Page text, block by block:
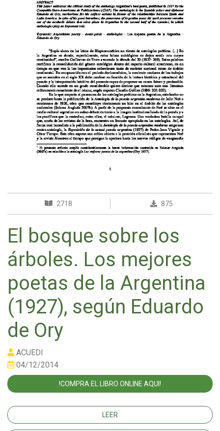
2718 875
El bosque sobre los
árboles. Los mejores
poetas de la Argentina
(1927), según Eduardo
de Ory
ACUEDI
04/12/2014
!COMPRA EL LIBRO ONLINE AQUI!
LEER